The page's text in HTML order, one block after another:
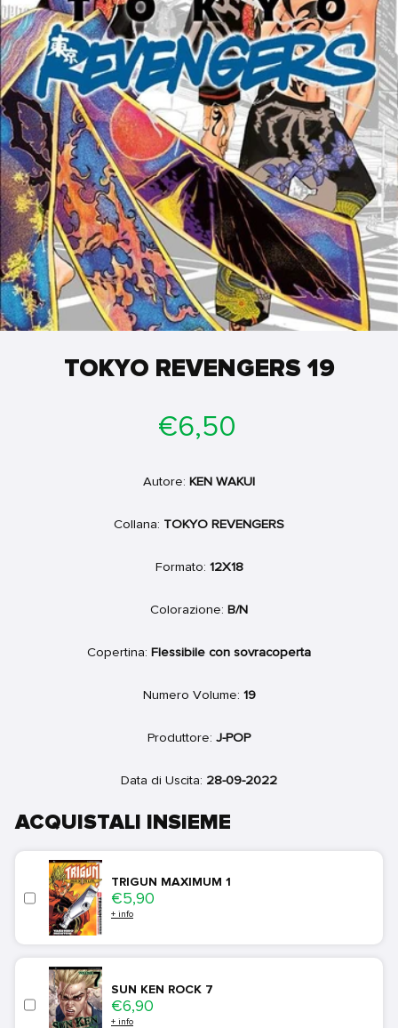
TOKYO REVENGERS 19
di
€6,50
Autore: KEN WAKUI
Collana: TOKYO REVENGERS
Formato: 12X18
Colorazione: B/N
Copertina: Flessibile con sovracoperta
Numero Volume: 19
Produttore: J-POP
Data di Uscita: 28-09-2022
ACQUISTALI INSIEME
TRIGUN MAXIMUM 1
Price
€5,90
+ info
SUN KEN ROCK 7
Price
€6,90
+ info